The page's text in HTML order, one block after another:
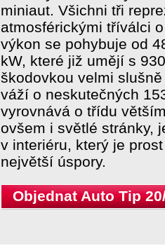
miniaut. Všichni tři
atmosférickými tříválci
výkon se pohybuje od
kW, které již umějí s
škodovkou velmi
váží o neskutečných
vyrovnává o třídu
ovšem i světlé stránky,
v interiéru, který je
největší úspory.
Objednat Auto Tip